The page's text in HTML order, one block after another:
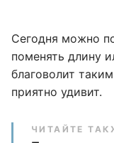
Сегодня можно
поменять длину
благоволит
приятно удивит.
ЧИТАЙТЕ